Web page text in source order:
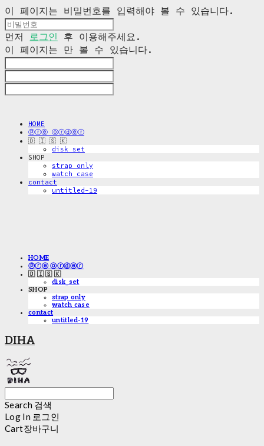
이 페이지는 비밀번호를 입력해야 볼 수 있습니다.
먼저 로그인 후 이용해주세요.
이 페이지는 만 볼 수 있습니다.
HOME
ⓟⓡⓔ ⓞⓡⓓⓔⓡ
🇩 🇮 🇸 🇰
disk_set
SHOP
strap only
watch case
contact
untitled-19
HOME
ⓟⓡⓔ ⓞⓡⓓⓔⓡ
🇩 🇮 🇸 🇰
disk_set
SHOP
strap only
watch case
contact
untitled-19
DIHA
Search 검색
Log In 로그인
Cart장바구니